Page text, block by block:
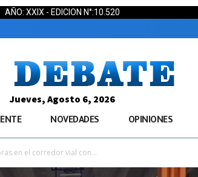
AÑO: XXIX - EDICION N°:10.520
Jueves, Agosto 6, 2026
NOVEDADES OPINIONES
en el corredor vial con...